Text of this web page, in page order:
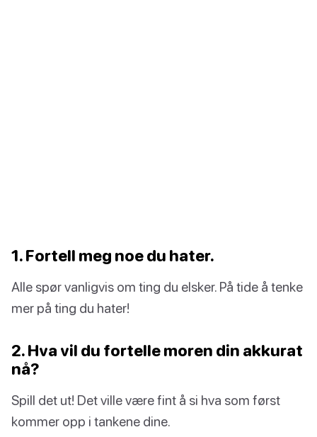
1. Fortell meg noe du hater.
Alle spør vanligvis om ting du elsker. På tide å tenke
mer på ting du hater!
2. Hva vil du fortelle moren din akkurat
nå?
Spill det ut! Det ville være fint å si hva som først
kommer opp i tankene dine.